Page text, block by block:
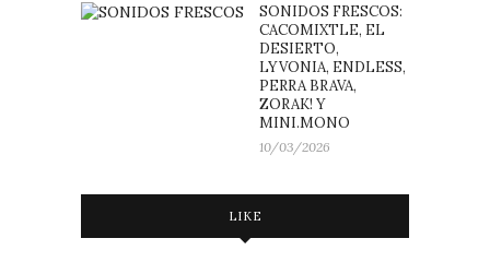
SONIDOS FRESCOS:
CACOMIXTLE, EL
DESIERTO,
LYVONIA, ENDLESS,
PERRA BRAVA,
ZORAK! Y
MINI.MONO
10/03/2026
LIKE